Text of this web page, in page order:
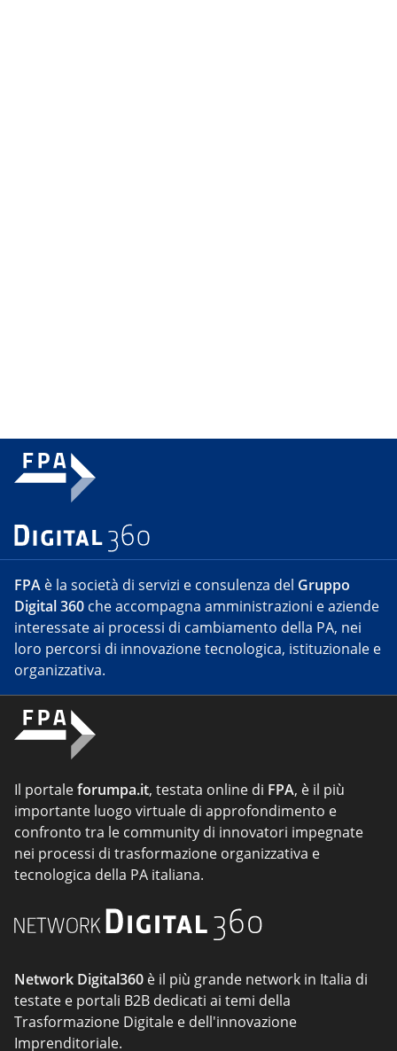
FPA è la società di servizi e consulenza del Gruppo
Digital 360 che accompagna amministrazioni e aziende
interessate ai processi di cambiamento della PA, nei
loro percorsi di innovazione tecnologica, istituzionale e
organizzativa.
Il portaleforumpa.it, testata online di FPA, è il più
importante luogo virtuale di approfondimento e
confronto tra le community di innovatori impegnate
nei processi di trasformazione organizzativa e
tecnologica della PA italiana.
Network Digital360 è il più grande network in Italia di
testate e portali B2B dedicati ai temi della
Trasformazione Digitale e dell'innovazione
Imprenditoriale.